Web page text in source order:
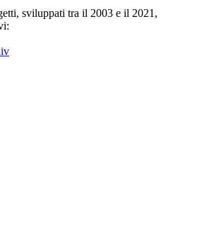
sviluppati tra il 2003 e il 2021,